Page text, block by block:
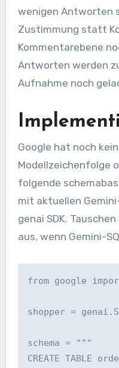
wenigen Antworten
Zustimmung statt
Kommentarebene
Antworten werden
Aufnahme noch
Google hat noch
Modellzeichenfolge
folgende
mit aktuellen
genai SDK.
aus, wenn Gemini-
from google
shopper =
schema = """
CREATE TABLE